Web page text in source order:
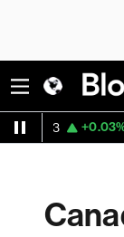
+0.03% ETH/